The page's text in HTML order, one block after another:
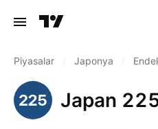
Piyasalar Japonya
Japan